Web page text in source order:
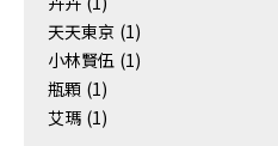
天天東京 (1)
小林賢伍 (1)
瓶顆 (1)
艾瑪 (1)